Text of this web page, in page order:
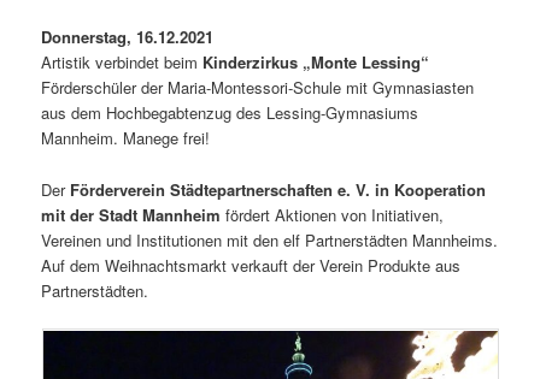
Donnerstag, 16.12.2021
Artistik verbindet beim Kinderzirkus „Monte Lessing“
Förderschüler der Maria-Montessori-Schule mit Gymnasiasten
aus dem Hochbegabtenzug des Lessing-Gymnasiums
Mannheim. Manege frei!
Der Förderverein Städtepartnerschaften e. V. in Kooperation
mit der Stadt Mannheimfördert Aktionen von Initiativen,
Vereinen und Institutionen mit den elf Partnerstädten Mannheims.
Auf dem Weihnachtsmarkt verkauft der Verein Produkte aus
Partnerstädten.